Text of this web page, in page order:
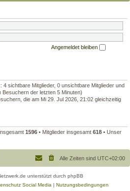
Angemeldet bleiben
4 sichtbare Mitglieder, 0 unsichtbare Mitglieder und
der letzten 5 Minuten)
die am Mi 29. Jul 2026, 21:02 gleichzeitig
1596 • Mitglieder insgesamt 618 • Unser
Alle Zeiten sind UTC+02:00
unterstützt durch phpBB
Social Media | Nutzungsbedingungen